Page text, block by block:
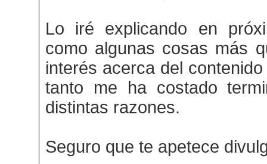
Lo iré explicando en
como algunas cosas más
interés acerca del
tanto me ha costado
distintas razones.
Seguro que te apetece